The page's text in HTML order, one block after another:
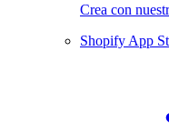
Crea con
Shopify App